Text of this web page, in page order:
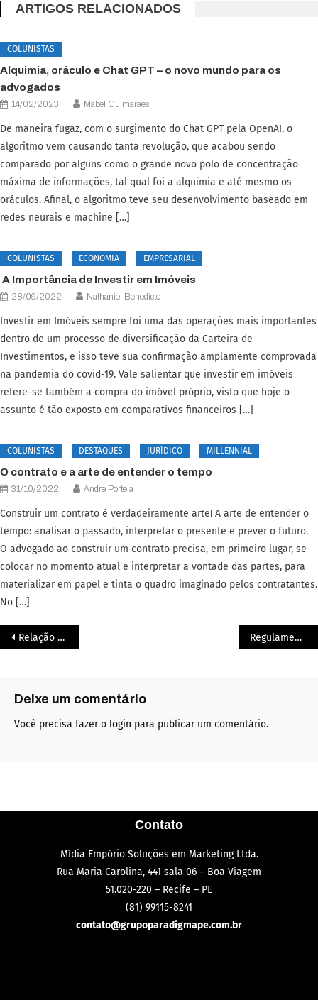
ARTIGOS RELACIONADOS
COLUNISTAS
Alquimia, oráculo e Chat GPT – o novo mundo para os
advogados
14/02/2023 Mabel Guimaraes
De maneira fugaz, com o surgimento do Chat GPT pela OpenAI, o
algoritmo vem causando tanta revolução, que acabou sendo
comparado por alguns como o grande novo polo de concentração
máxima de informações, tal qual foi a alquimia e até mesmo os
oráculos. Afinal, o algoritmo teve seu desenvolvimento baseado em
redes neurais e machine […]
COLUNISTAS ECONOMIA EMPRESARIAL
A Importância de Investir em Imóveis
28/09/2022 Nathaniel Benedicto
Investir em Imóveis sempre foi uma das operações mais importantes
dentro de um processo de diversificação da Carteira de
Investimentos, e isso teve sua confirmação amplamente comprovada
na pandemia do covid-19. Vale salientar que investir em imóveis
refere-se também a compra do imóvel próprio, visto que hoje o
assunto é tão exposto em comparativos financeiros […]
COLUNISTAS DESTAQUES JURÍDICO MILLENNIAL
O contrato e a arte de entender o tempo
31/10/2022 Andre Portela
Construir um contrato é verdadeiramente arte! A arte de entender o
tempo: analisar o passado, interpretar o presente e prever o futuro.
O advogado ao construir um contrato precisa, em primeiro lugar, se
colocar no momento atual e interpretar a vontade das partes, para
materializar em papel e tinta o quadro imaginado pelos contratantes.
No […]
Relação Abusiva – Como sei se estou vivendo ou vivi em uma? Regulamentação de Criptomoedas e Blockchain: Construindo um Ambiente Seguro e Inovador
Deixe um comentário
Você precisa fazer o login para publicar um comentário.
Contato
Mídia Empório Soluções em Marketing Ltda.
Rua Maria Carolina, 441 sala 06 – Boa Viagem
51.020-220 – Recife – PE
(81) 99115-8241
contato@grupoparadigmape.com.br